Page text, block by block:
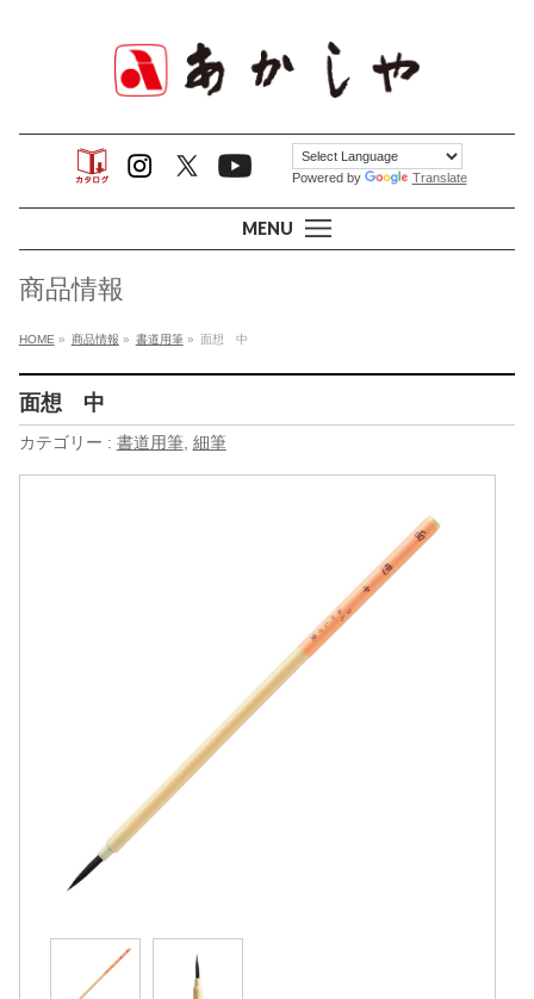
MENU
Powered by Translate
商品情報
HOME » 商品情報 » 書道用筆» 面想 中
面想 中
カテゴリー : 書道用筆, 細筆